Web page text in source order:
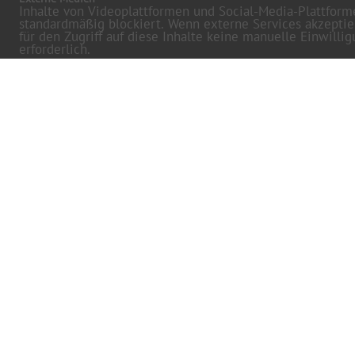
Inhalte von Videoplattformen und Social-Media-
standardmäßig blockiert. Wenn externe Services
für den Zugriff auf diese Inhalte keine manuelle
erforderlich.